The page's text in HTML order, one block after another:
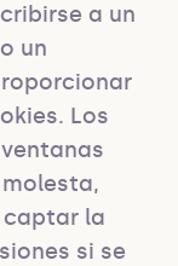
a un
un
Los
captar la
si se